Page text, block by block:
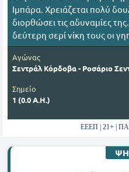
Ιμπάρα. Χρειάζεται πολύ
διορθώσει τις αδυναμίες
δεύτερη σερί νίκη τους οι
Αγώνας
Σεντράλ Κόρδοβα - Ροσάριο
Σημείο
1 (0.0 Α.Η.)
ΕΕΕΠ | 21+ |